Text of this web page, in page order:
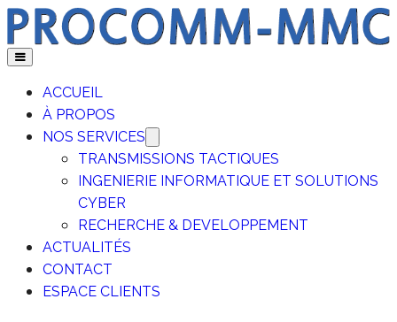

ACCUEIL
À PROPOS
NOS SERVICES
TRANSMISSIONS TACTIQUES
INGENIERIE INFORMATIQUE ET SOLUTIONS
CYBER
RECHERCHE & DEVELOPPEMENT
ACTUALITÉS
CONTACT
ESPACE CLIENTS